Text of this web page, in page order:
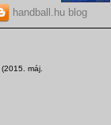
handball.hu blog
(2015. máj.